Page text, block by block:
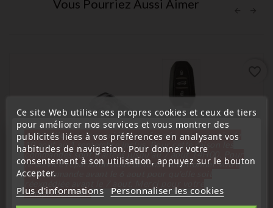
Vous Pourriez Aussi Aimer
Ce site Web utilise ses propres cookies et ceux de tiers
pour améliorer nos services et vous montrer des
publicités liées à vos préférences en analysant vos
habitudes de navigation. Pour donner votre
consentement à son utilisation, appuyez sur le bouton
Accepter.
Plus d'informations Personnaliser les cookies
« Attention, notre société sera fermée pour congés du
10 aout au 1 septembre inclus. Pour cette raison les
commandes sont traitées jusqu'au 7 aout 14H00. Pour
le service réparation nous devons réceptionner votre
télécommande avant le 6 aout pour qu'elle soit
compréhension»